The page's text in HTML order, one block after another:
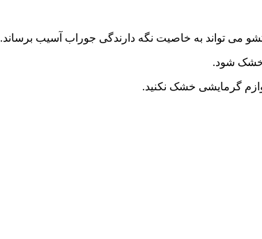
می تواند به خاصیت نگه دارندگی جوراب آسیب برساند.
خشک شود.
گرمایشی خشک نکنید.